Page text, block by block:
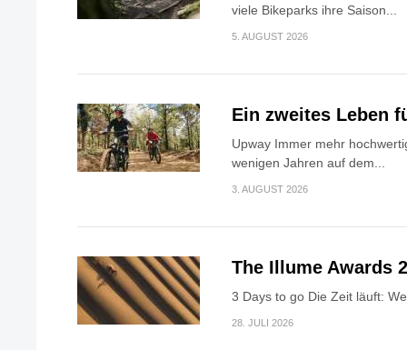
viele Bikeparks ihre Saison...
5. AUGUST 2026
Ein zweites Leben
Upway Immer mehr
wenigen Jahren auf dem...
3. AUGUST 2026
The Illume Awards
3 Days to go Die Zeit läuft:
28. JULI 2026